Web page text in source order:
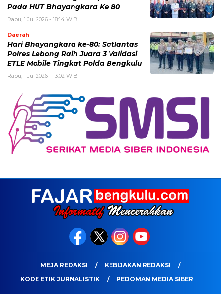
Pada HUT Bhayangkara Ke 80
Rabu, 1 Jul 2026 - 18:14 WIB
Daerah
Hari Bhayangkara ke-80: Satlantas
Polres Lebong Raih Juara 3 Validasi
ETLE Mobile Tingkat Polda Bengkulu
Rabu, 1 Jul 2026 - 13:02 WIB
MEJA REDAKSI
KEBIJAKAN REDAKSI
KODE ETIK JURNALISTIK
PEDOMAN MEDIA SIBER